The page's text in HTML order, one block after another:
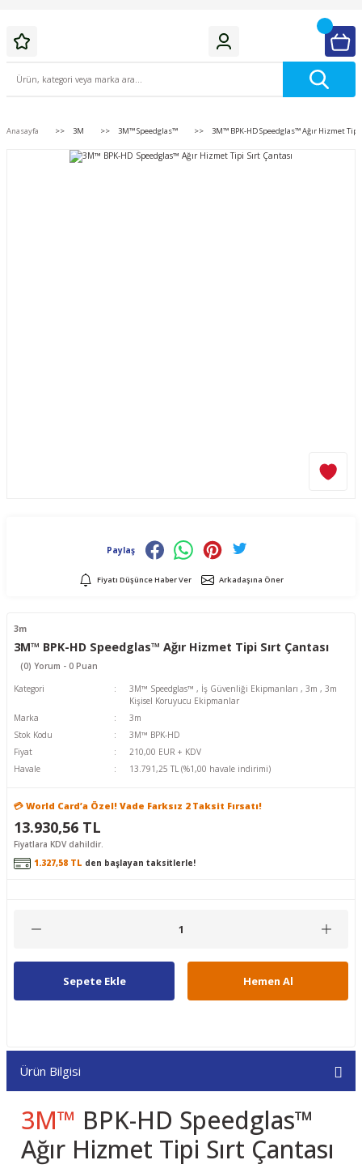
Anasayfa 3M 3M™ Speedglas™ 3M™ BPK-HD Speedglas™ Ağır Hizmet Tipi
Paylaş
Fiyatı Düşünce Haber Ver Arkadaşına Öner
3m
3M™ BPK-HD Speedglas™ Ağır Hizmet Tipi Sırt Çantası
(0) Yorum - 0 Puan
Kategori
3M™ Speedglas™ , İş Güvenliği Ekipmanları ,3m ,3m
Kişisel Koruyucu Ekipmanlar
Marka
3m
Stok Kodu
3M™ BPK-HD
Fiyat
210,00 EUR + KDV
Havale
13.791,25 TL (%1,00 havale indirimi)
💳 World Card’a Özel! Vade Farksız 2 Taksit Fırsatı!
13.930,56 TL
Fiyatlara KDV dahildir.
1.327,58 TL den başlayan taksitlerle!
Sepete Ekle Hemen Al
Ürün Bilgisi
3M™ BPK-HD Speedglas™
Ağır Hizmet Tipi Sırt Çantası